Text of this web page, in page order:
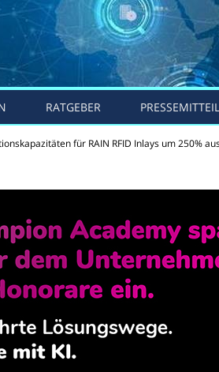
RATGEBER
für RAIN RFID Inlays um 250%